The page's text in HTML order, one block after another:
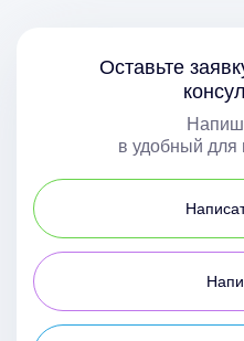
Оставьте
в удобный для